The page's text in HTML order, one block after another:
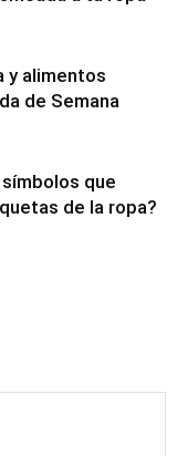
y alimentos
de Semana
que
de la ropa?